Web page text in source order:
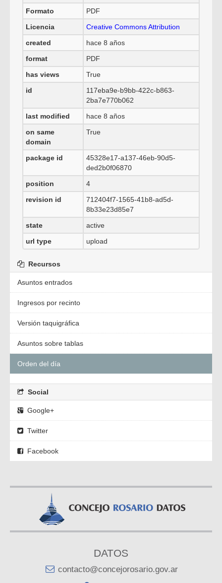
Formato
PDF
Licencia
Creative Commons Attribution
created
hace 8 años
format
PDF
has views
True
id
117eba9e-b9bb-422c-b863-
2ba7e770b062
last modified
hace 8 años
on same
domain
True
package id
45328e17-a137-46eb-90d5-
ded2b0f06870
position
4
revision id
712404f7-1565-41b8-ad5d-
8b33e23d85e7
state
active
url type
upload
Recursos
Asuntos entrados
Ingresos por recinto
Versión taquigráfica
Asuntos sobre tablas
Orden del día
Social
Google+
Twitter
Facebook
DATOS
contacto@concejorosario.gov.ar